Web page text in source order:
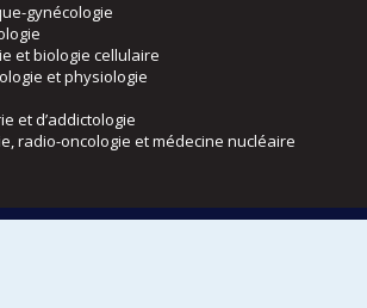
gynécologie
et biologie cellulaire
et physiologie
et d’addictologie
radio-oncologie et médecine nucléaire